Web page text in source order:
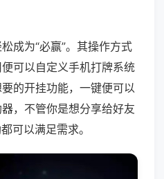
成为“必赢”。其操作方式
可以自定义手机打牌系统
的开挂功能，一键便可以
，不管你是想分享给好友
可以满足需求。